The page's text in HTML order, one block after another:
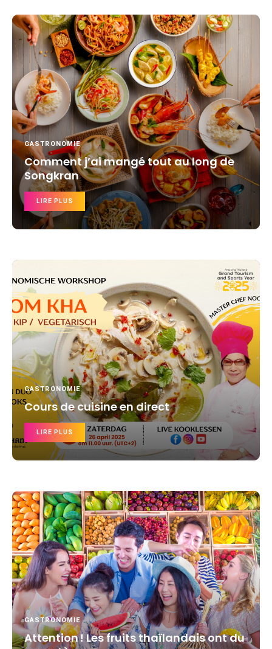
GASTRONOMIE
Comment j’ai mangé tout au long de
Songkran
LIRE PLUS
GASTRONOMIE
Cours de cuisine en direct
LIRE PLUS
GASTRONOMIE
Attention ! Les fruits thaïlandais ont du